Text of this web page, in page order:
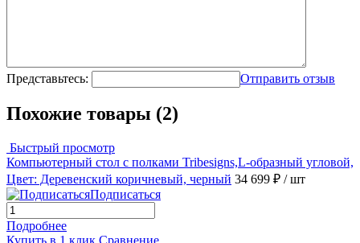
Представьтесь: Отправить отзыв
Похожие товары (2)
Быстрый просмотр
Компьютерный стол с полками Tribesigns,L-образный угловой,
Цвет: Деревенский коричневый, черный 34 699 ₽ / шт
Подписаться
Подробнее